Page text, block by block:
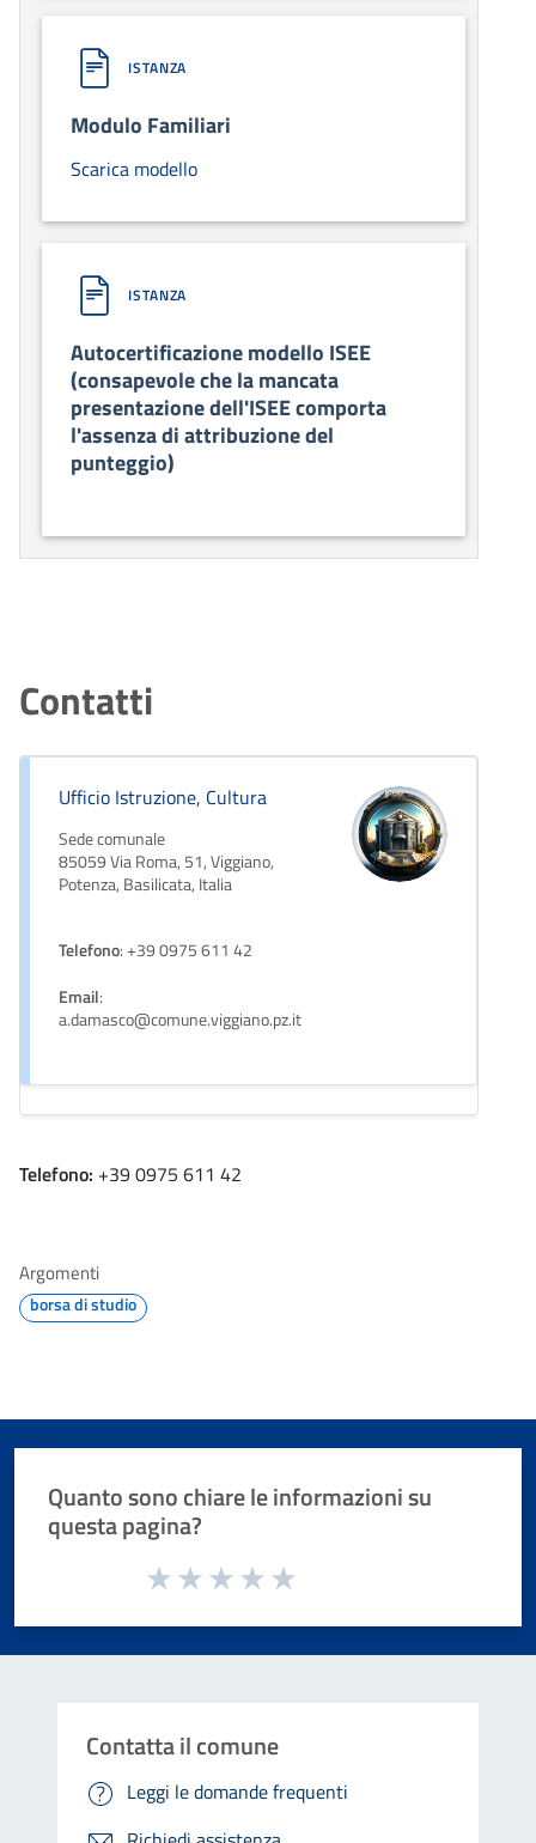
ISTANZA
Modulo Familiari
Scarica modello
ISTANZA
Autocertificazione modello ISEE
(consapevole che la mancata
presentazione dell'ISEE comporta
l'assenza di attribuzione del
punteggio)
Contatti
Ufficio Istruzione, Cultura
Sede comunale
85059 Via Roma, 51, Viggiano,
Potenza, Basilicata, Italia
Telefono: +39 0975 611 42
Email:
a.damasco@comune.viggiano.pz.it
Telefono: +39 0975 611 42
Argomenti
borsa di studio
Quanto sono chiare le informazioni su
questa pagina?
Valuta da 1 a 5 stelle la pagina
Contatta il comune
Leggi le domande frequenti